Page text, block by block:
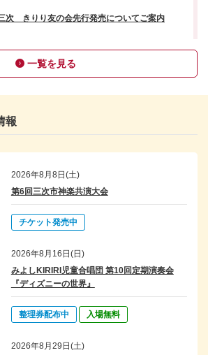
次 きりり友の会先行発売についてご案内
のお知らせ(2026年８月)
についてご案内
の会先行発売についてご案内
会 チケット発売についてご案内
のお知らせ(2026年6月)
吹奏楽クラブ 第1回練習：5/10日曜日9:00-
一覧を見る
報
2026年8月8日(土)
第6回三次市神楽共演大会
チケット発売中
2026年8月16日(日)
みよしKIRIRI児童合唱団 第10回定期演奏会
『ディズニーの世界』
整理券配布中 入場無料
2026年8月29日(土)